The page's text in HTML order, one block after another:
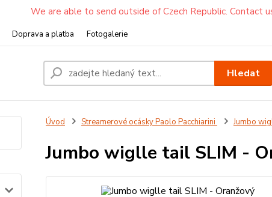
We are able to send outside of Czech Republic. Contact
Doprava a platba Fotogalerie
Hledat
Úvod Streamerové ocásky Paolo Pacchiarini Jumbo
Jumbo wiglle tail SLIM -